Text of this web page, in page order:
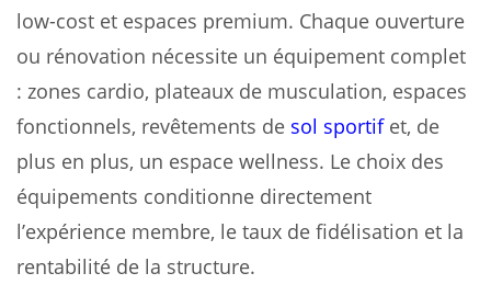
low-cost et espaces premium. Chaque ouverture
ou rénovation nécessite un équipement complet
: zones cardio, plateaux de musculation, espaces
fonctionnels, revêtements de sol sportifet, de
plus en plus, un espace wellness. Le choix des
équipements conditionne directement
l’expérience membre, le taux de fidélisation et la
rentabilité de la structure.